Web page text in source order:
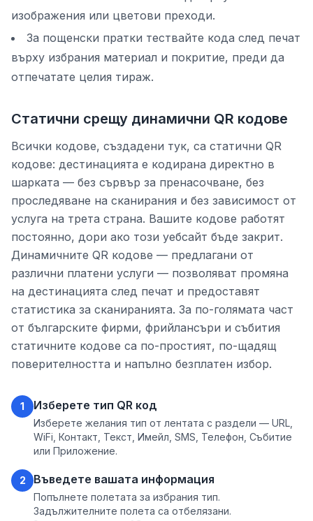
изображения или цветови преходи.
За пощенски пратки тествайте кода след печат
върху избрания материал и покритие, преди да
отпечатате целия тираж.
Статични срещу динамични QR кодове
Всички кодове, създадени тук, са статични QR
кодове: дестинацията е кодирана директно в
шарката — без сървър за пренасочване, без
проследяване на сканирания и без зависимост от
услуга на трета страна. Вашите кодове работят
постоянно, дори ако този уебсайт бъде закрит.
Динамичните QR кодове — предлагани от
различни платени услуги — позволяват промяна
на дестинацията след печат и предоставят
статистика за сканиранията. За по-голямата част
от българските фирми, фрийлансъри и събития
статичните кодове са по-простият, по-щадящ
поверителността и напълно безплатен избор.
1 Изберете тип QR код
Изберете желания тип от лентата с раздели — URL,
WiFi, Контакт, Текст, Имейл, SMS, Телефон, Събитие
или Приложение.
2 Въведете вашата информация
Попълнете полетата за избрания тип.
Задължителните полета са отбелязани.